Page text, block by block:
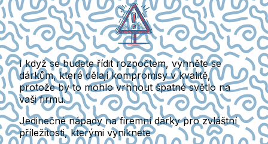
I když se budete řídit rozpočtem, vyhněte se
dárkům, které dělají kompromisy v kvalitě,
protože by to mohlo vrhnout špatné světlo na
vaši firmu.
Jedinečné nápady na firemní dárky pro zvláštní
příležitosti, kterými vyniknete